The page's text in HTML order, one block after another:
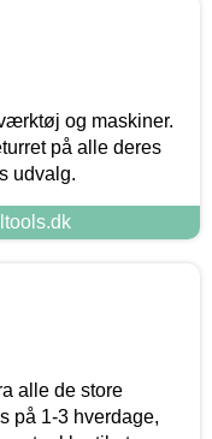
og maskiner.
på alle deres
udvalg.
alle de store
på 1-3 hverdage,